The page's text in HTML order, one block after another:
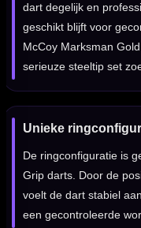
dart degelijk en
geschikt blijft voor
McCoy Marksman
serieuze steeltip set
Unieke
De ringconfiguratie is
Grip darts. Door de
voelt de dart stabiel
een gecontroleerde